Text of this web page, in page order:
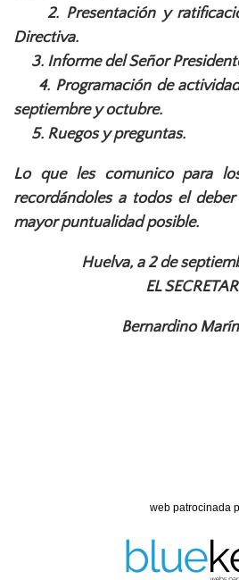
2. Presentación y
Directiva.
3. Informe del Señor
4. Programación de
septiembre y octubre.
5. Ruegos y preguntas.
Lo que les comunico para
recordándoles a todos el
mayor puntualidad posible.
Huelva, a 2 de
EL
Bernardino
web patrocinada